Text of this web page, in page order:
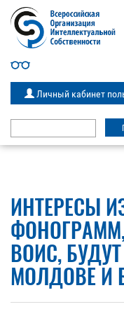
Личный кабинет
ИНТЕРЕСЫ
ВОИС,
МОЛДОВЕ И